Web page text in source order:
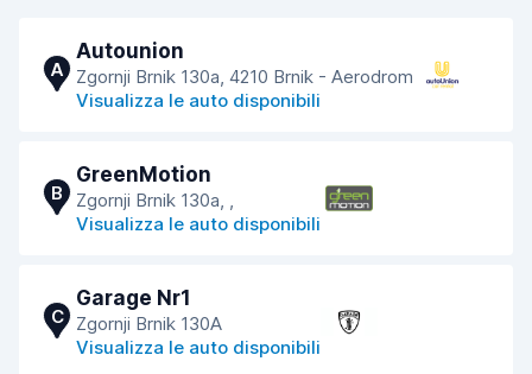
A
Autounion
Zgornji Brnik 130a, 4210 Brnik - Aerodrom
Visualizza le auto disponibili
B
GreenMotion
Zgornji Brnik 130a, ,
Visualizza le auto disponibili
C
Garage Nr1
Zgornji Brnik 130A
Visualizza le auto disponibili